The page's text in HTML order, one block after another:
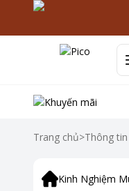
Trang chủ>Thông
Kinh Nghiệm